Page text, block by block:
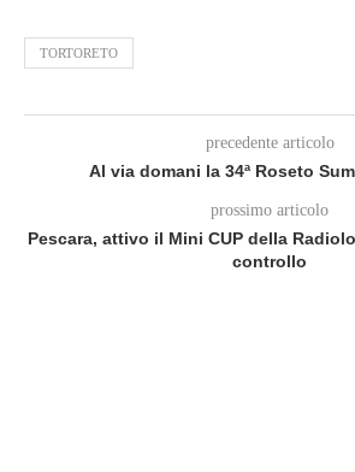
TORTORETO
precedente articolo
Al via domani la 34ª Roseto
prossimo articolo
Pescara, attivo il Mini CUP della
controllo